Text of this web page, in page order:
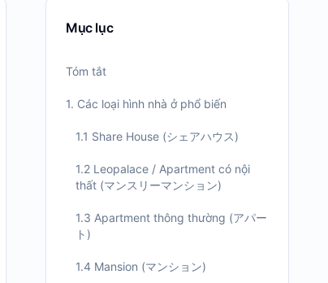
Mục lục
Tóm tắt
1. Các loại hình nhà ở phổ biến
1.1 Share House (シェアハウス)
1.2 Leopalace / Apartment có nội
thất (マンスリーマンション)
1.3 Apartment thông thường (アパー
ト)
1.4 Mansion (マンション)